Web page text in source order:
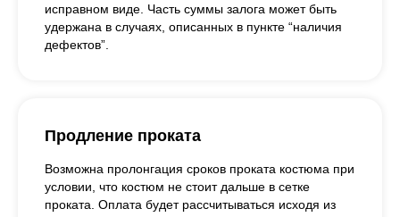
исправном виде. Часть суммы залога может быть
удержана в случаях, описанных в пункте “наличия
дефектов”.
Продление проката
Возможна пролонгация сроков проката костюма при
условии, что костюм не стоит дальше в сетке
проката. Оплата будет рассчитываться исходя из